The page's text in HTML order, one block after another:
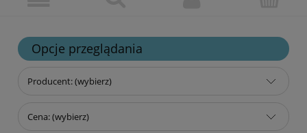
Opcje przeglądania
Producent: (wybierz)
Cena: (wybierz)